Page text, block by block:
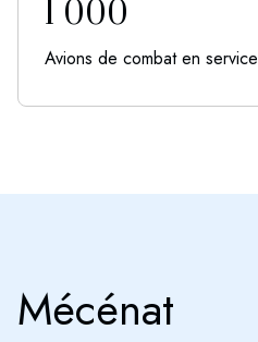
1 000
Avions de combat en service
Mécénat